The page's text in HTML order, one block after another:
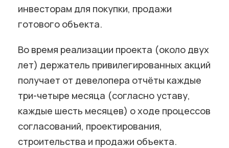
инвесторам для покупки, продажи
готового объекта.
Во время реализации проекта (около двух
лет) держатель привилегированных акций
получает от девелопера отчёты каждые
три-четыре месяца (согласно уставу,
каждые шесть месяцев) о ходе процессов
согласований, проектирования,
строительства и продажи объекта.